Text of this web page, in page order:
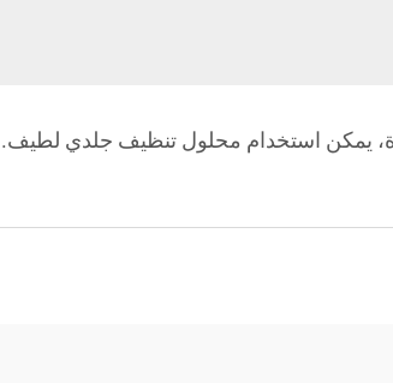
يمكن استخدام محلول تنظيف جلدي